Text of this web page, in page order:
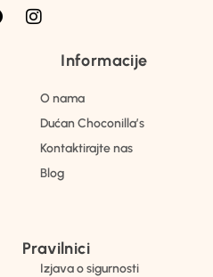
Informacije
O nama
Dućan Choconilla’s
Kontaktirajte nas
Blog
Pravilnici
Izjava o sigurnosti